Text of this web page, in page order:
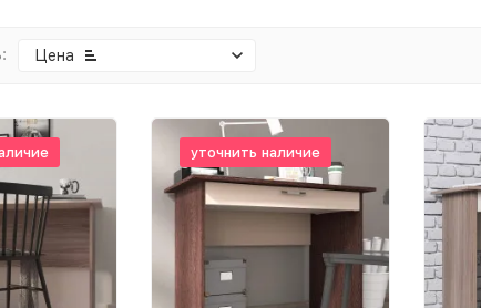
Цена
уточнить наличие